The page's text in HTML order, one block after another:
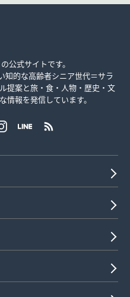
公式サイトです。
知的な高齢者シニア世代＝サラ
提案と旅・食・人物・歴史・文
情報を発信しています。